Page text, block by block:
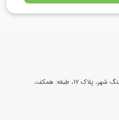
17، طبقه: همکف،